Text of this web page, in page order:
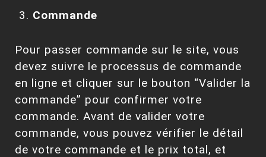
Commande
Pour passer commande sur le site, vous
devez suivre le processus de commande
en ligne et cliquer sur le bouton “Valider la
commande” pour confirmer votre
commande. Avant de valider votre
commande, vous pouvez vérifier le détail
de votre commande et le prix total, et